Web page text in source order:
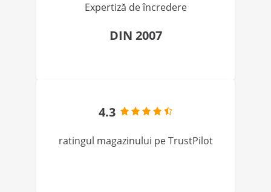
Expertiză de încredere
DIN 2007
4.3
ratingul magazinului pe TrustPilot